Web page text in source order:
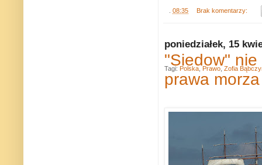
08:35 Brak komentarzy:
poniedziałek, 15
"Siedow"
prawa morza
Tagi: Polska, Prawo, Zofia